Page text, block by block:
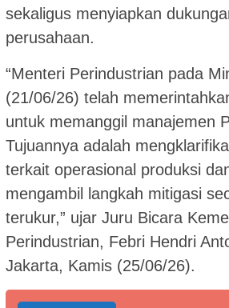
sekaligus menyiapkan
perusahaan.
“Menteri Perindustrian pada
(21/06/26) telah
untuk memanggil manajemen
Tujuannya adalah
terkait operasional produksi
mengambil langkah mitigasi
terukur,” ujar Juru Bicara
Perindustrian, Febri Hendri
Jakarta, Kamis (25/06/26).